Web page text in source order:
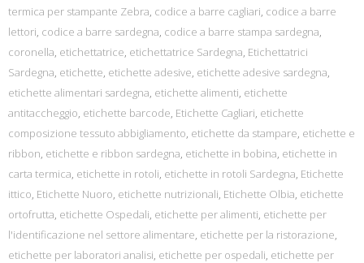
termica per stampante Zebra, codice a barre cagliari, codice a barre
lettori, codice a barre sardegna, codice a barre stampa sardegna,
coronella, etichettatrice, etichettatrice Sardegna, Etichettatrici
Sardegna, etichette, etichette adesive, etichette adesive sardegna,
etichette alimentari sardegna, etichette alimenti, etichette
antitaccheggio, etichette barcode, Etichette Cagliari, etichette
composizione tessuto abbigliamento, etichette da stampare, etichette e
ribbon, etichette e ribbon sardegna, etichette in bobina, etichette in
carta termica, etichette in rotoli, etichette in rotoli Sardegna, Etichette
ittico, Etichette Nuoro, etichette nutrizionali, Etichette Olbia, etichette
ortofrutta, etichette Ospedali, etichette per alimenti, etichette per
l'identificazione nel settore alimentare, etichette per la ristorazione,
etichette per laboratori analisi, etichette per ospedali, etichette per